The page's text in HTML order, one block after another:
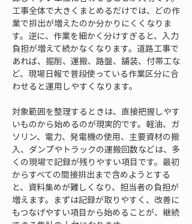
工事全体で大きくまとめるだけでは、どの作
業で排出が増えたのか分かりにくくなりま
す。逆に、作業を細かく分けすぎると、入力
負担が増えて続かなくなります。道路工事で
あれば、掘削、運搬、路盤、舗装、付帯工な
ど、現場日報で普段使っている作業区分に合
わせると運用しやすくなります。
対象範囲を整理するときは、直接把握しやす
いものから始めるのが現実的です。軽油、ガ
ソリン、電力、発電機の使用、主要資材の搬
入、ダンプやトラックの運搬回数などは、多
くの現場で記録が残りやすい項目です。最初
からすべての間接排出まで含めようとする
と、資料集めが難しくなり、担当者の負担が
増えます。まずは記録が取りやすく、改善に
もつなげやすい項目から始めることが、継続